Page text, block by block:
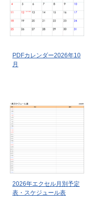
PDFカレンダー2026年10
月
2026年エクセル月別予定
表・スケジュール表